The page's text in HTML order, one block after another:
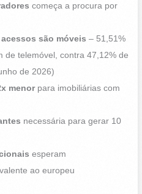
começa a procura por
são móveis – 51,51%
de telemóvel, contra 47,12% de
de 2026)
menorpara imobiliárias com
necessária para gerar 10
esperam
ao europeu